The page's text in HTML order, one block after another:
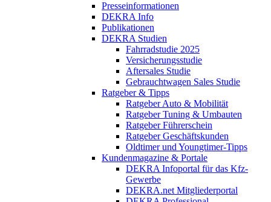
Presseinformationen
DEKRA Info
Publikationen
DEKRA Studien
Fahrradstudie 2025
Versicherungsstudie
Aftersales Studie
Gebrauchtwagen Sales Studie
Ratgeber & Tipps
Ratgeber Auto & Mobilität
Ratgeber Tuning & Umbauten
Ratgeber Führerschein
Ratgeber Geschäftskunden
Oldtimer und Youngtimer-Tipps
Kundenmagazine & Portale
DEKRA Infoportal für das Kfz-
Gewerbe
DEKRA.net Mitgliederportal